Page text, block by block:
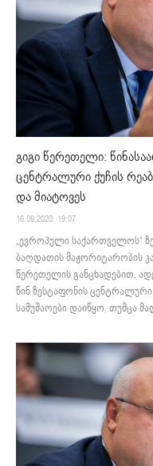
გიგი წერეთელი:
ცენტრალური ქუჩის
და მიატოვეს
16.09.2020. 19:07
„ევროპული საქართველოს“
ბაღდათის მაჟორიტარობის
წერეთელის განცხადებით,
წინ ზესტაფონის
სამუშაოები დაიწყო, თუმცა